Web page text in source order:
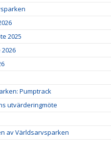
2025
Pumptrack
utvärderingmöte
av Världsarvsparken